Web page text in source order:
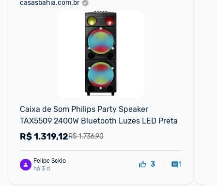
casasbahia.com.br
Caixa de Som Philips Party Speaker
TAX5509 2400W Bluetooth Luzes LED Preta
R$ 1.736,90
R$1.319,12
Felipe Sckio
há 3 d
3 1